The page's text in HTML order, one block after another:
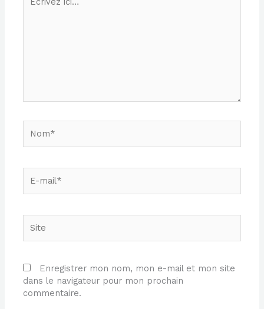
ici…
mail*
Enregistrer mon nom, mon e-mail et mon site
dans le navigateur pour mon prochain
commentaire.